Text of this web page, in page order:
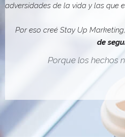
adversidades de la vida y las que
Por eso creé Stay Up
de
Porque los hechos